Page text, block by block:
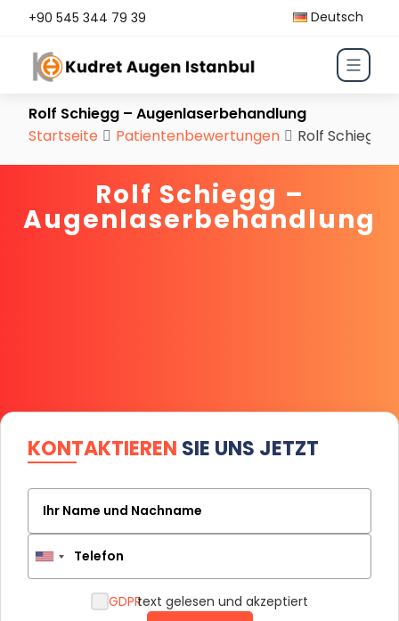
+90 545 344 79 39 Deutsch
Rolf Schiegg – Augenlaserbehandlung
Startseite
Patientenbewertungen Rolf Schiegg
Rolf Schiegg –
Augenlaserbehandlung
KONTAKTIEREN SIE UNS JETZT
Ihr Name und Nachname
Telefon
GDPRtext gelesen und akzeptiert